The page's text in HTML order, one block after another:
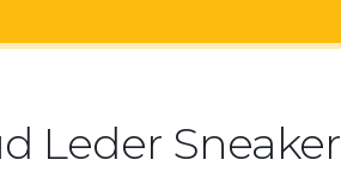
Leder Sneaker